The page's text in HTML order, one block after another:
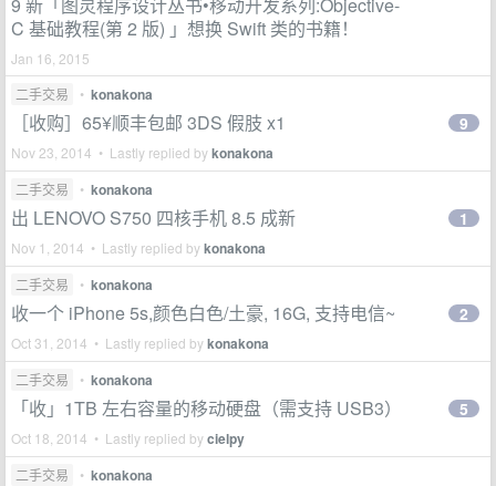
C 基础教程(第 2 版) 」想换 Swift 类的书籍！
Jan 16, 2015
二手交易
• konakona
［收购］65¥顺丰包邮 3DS 假肢 x1
Nov 23, 2014 • Lastly replied bykonakona
9
二手交易 • konakona
出 LENOVO S750 四核手机 8.5 成新
Nov 1, 2014 • Lastly replied bykonakona
1
二手交易 • konakona
收一个 iPhone 5s,颜色白色/土豪, 16G, 支持电信~
Oct 31, 2014 • Lastly replied bykonakona
2
二手交易 • konakona
「收」1TB 左右容量的移动硬盘（需支持 USB3）
Oct 18, 2014 • Lastly replied bycielpy
5
二手交易 • konakona